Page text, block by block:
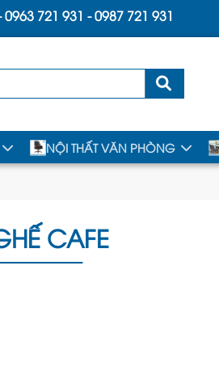
0963 721 931 -0987 721 931
NỘI THẤT VĂN PHÒNG
CAFE